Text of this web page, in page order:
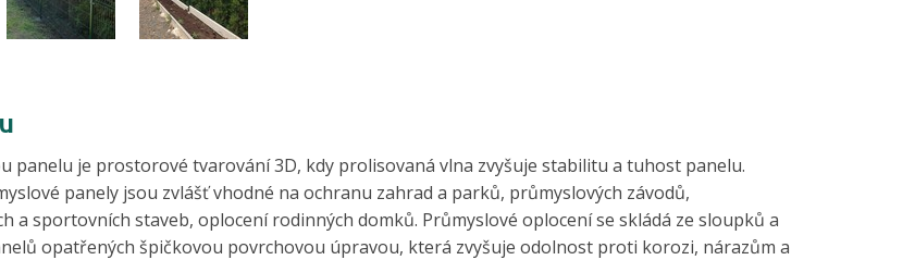
panelu je prostorové tvarování 3D, kdy prolisovaná vlna zvyšuje stabilitu a tuhost panelu.
panely jsou zvlášť vhodné na ochranu zahrad a parků, průmyslových závodů,
a sportovních staveb, oplocení rodinných domků. Průmyslové oplocení se skládá ze sloupků a
opatřených špičkovou povrchovou úpravou, která zvyšuje odolnost proti korozi, nárazům a